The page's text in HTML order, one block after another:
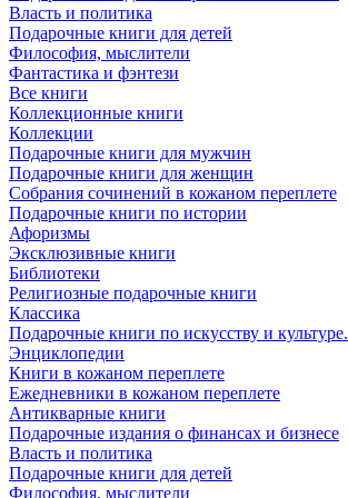
Власть и политика
Подарочные книги для детей
Философия, мыслители
Фантастика и фэнтези
Все книги
Коллекционные книги
Коллекции
Подарочные книги для мужчин
Подарочные книги для женщин
Собрания сочинений в кожаном переплете
Подарочные книги по истории
Афоризмы
Эксклюзивные книги
Библиотеки
Религиозные подарочные книги
Классика
Подарочные книги по искусству и культуре.
Энциклопедии
Книги в кожаном переплете
Ежедневники в кожаном переплете
Антикварные книги
Подарочные издания о финансах и бизнесе
Власть и политика
Подарочные книги для детей
Философия, мыслители